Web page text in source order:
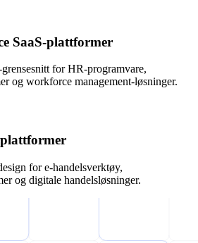
SaaS-plattformer
for HR-programvare,
og workforce management-løsninger.
for e-handelsverktøy,
og digitale handelsløsninger.